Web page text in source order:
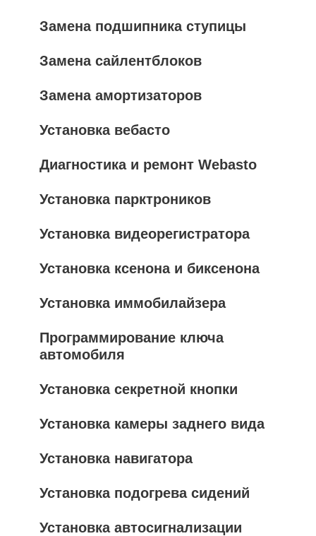
Замена подшипника ступицы
Замена сайлентблоков
Замена амортизаторов
Установка вебасто
Диагностика и ремонт Webasto
Установка парктроников
Установка видеорегистратора
Установка ксенона и биксенона
Установка иммобилайзера
Программирование ключа
автомобиля
Установка секретной кнопки
Установка камеры заднего вида
Установка навигатора
Установка подогрева сидений
Установка автосигнализации